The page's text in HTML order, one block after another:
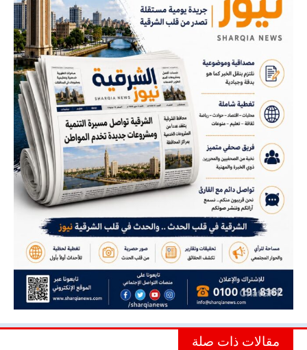
مقالات ذات صلة